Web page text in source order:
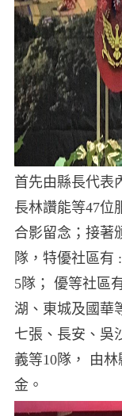
首先由縣長代表
長林讚能等47位
合影留念；接著
隊，特優社區有
5隊； 優等社區
湖、東城及國華
七張、長安、吳
義等10隊， 由
金。